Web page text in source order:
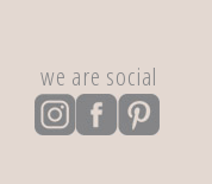
we are social